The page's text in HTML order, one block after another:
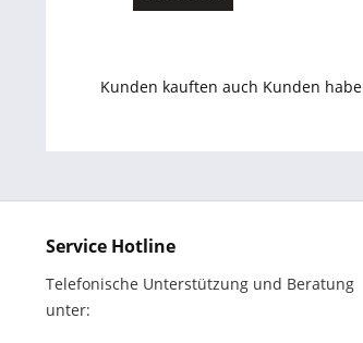
Kunden kauften auch Kunden
Service Hotline
Telefonische Unterstützung und Beratung
unter: